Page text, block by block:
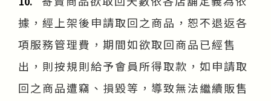
據，經上架後申請取回之商品，恕不退返各
項服務管理費，期間如欲取回商品已經售
出，則按規則給予會員所得取款，如申請取
回之商品遭竊、損毀等，導致無法繼續販售